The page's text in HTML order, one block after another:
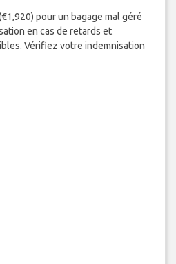
pour un bagage mal géré
en cas de retards et
Vérifiez votre indemnisation